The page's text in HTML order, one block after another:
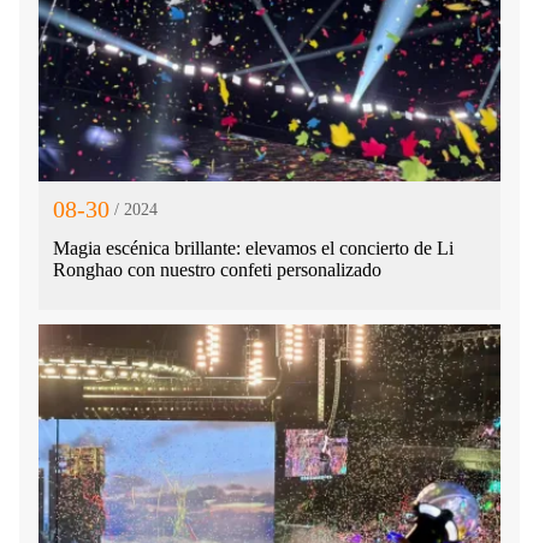
08-30 / 2024
Magia escénica brillante: elevamos el concierto de Li
Ronghao con nuestro confeti personalizado